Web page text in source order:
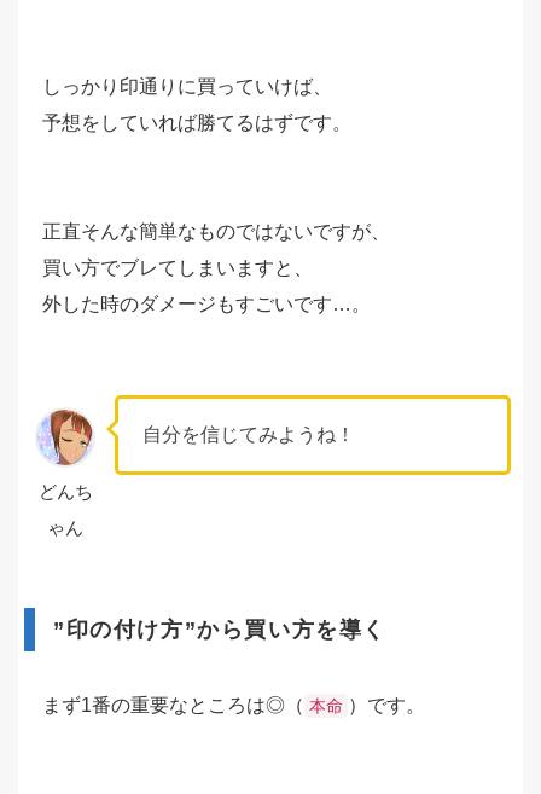
しっかり印通りに買っていけば、
予想をしていれば勝てるはずです。
正直そんな簡単なものではないですが、
買い方でブレてしまいますと、
外した時のダメージもすごいです…。
どんち
ゃん
自分を信じてみようね！
”印の付け方”から買い方を導く
まず1番の重要なところは◎（ 本命 ）です。